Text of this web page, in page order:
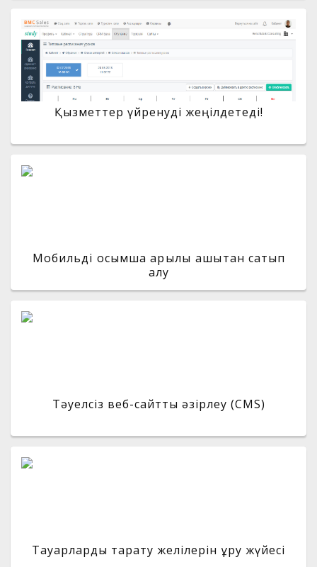
Қызметтер үйренуді жеңілдетеді!
Мобильді қосымша арқылы қашықтан сатып
алу
Тәуелсіз веб-сайтты әзірлеу (CMS)
Тауарларды тарату желілерін құру жүйесі